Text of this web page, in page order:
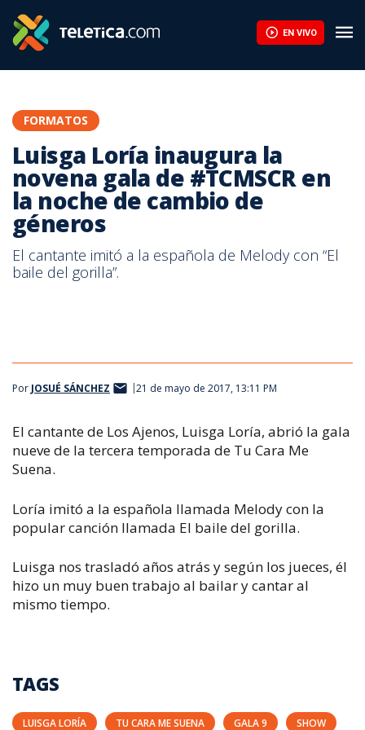
EN VIVO
FORMATOS
Luisga Loría inaugura la
novena gala de #TCMSCR en
la noche de cambio de
géneros
El cantante imitó a la española de Melody con “El
baile del gorilla”.
Por JOSUÉ SÁNCHEZ 21 de mayo de 2017, 13:11 PM
El cantante de Los Ajenos, Luisga Loría, abrió la gala
nueve de la tercera temporada de Tu Cara Me
Suena.
Loría imitó a la española llamada Melody con la
popular canción llamada El baile del gorilla.
Luisga nos trasladó años atrás y según los jueces, él
hizo un muy buen trabajo al bailar y cantar al
mismo tiempo.
TAGS
LUISGA LORÍA TU CARA ME SUENA GALA 9 SHOW